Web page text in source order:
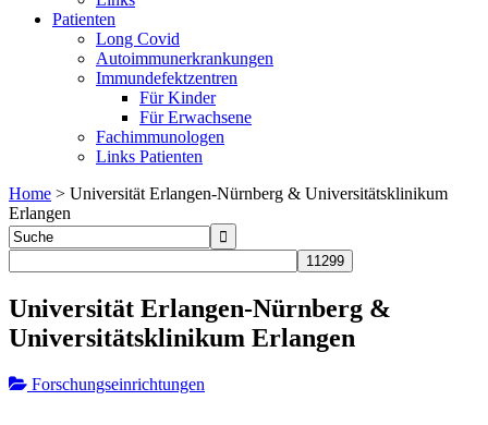
Patienten
Long Covid
Autoimmunerkrankungen
Immundefektzentren
Für Kinder
Für Erwachsene
Fachimmunologen
Links Patienten
Home > Universität Erlangen-Nürnberg & Universitätsklinikum
Erlangen
Universität Erlangen-Nürnberg &
Universitätsklinikum Erlangen
Forschungseinrichtungen